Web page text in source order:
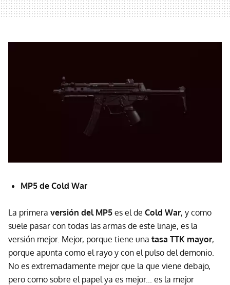
MP5 de Cold War
La primera versión del MP5 es el de Cold War, y como
suele pasar con todas las armas de este linaje, es la
versión mejor. Mejor, porque tiene una tasa TTK mayor,
porque apunta como el rayo y con el pulso del demonio.
No es extremadamente mejor que la que viene debajo,
pero como sobre el papel ya es mejor... es la mejor